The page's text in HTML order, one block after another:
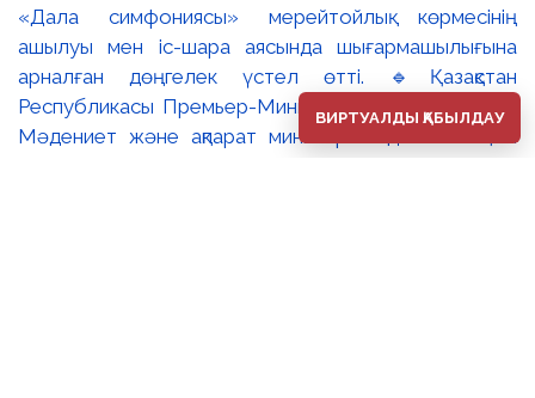
«Дала симфониясы» мерейтойлық көрмесінің
ашылуы мен іс-шара аясында шығармашылығына
арналған дөңгелек үстел өтті. 🔹Қазақстан
Республикасы Премьер-Министрінің орынбасары –
Мәдениет және ақпарат министрі Аида Ғалымқызы
ВИРТУАЛДЫ ҚАБЫЛДАУ